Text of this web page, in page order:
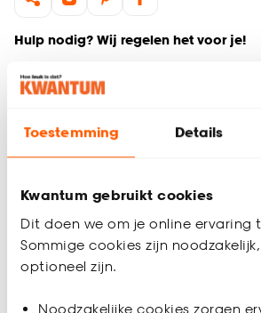
Toestemming Details
Kwantum gebruikt cookies
Dit doen we om je online ervaring
Sommige cookies zijn
optioneel zijn.
Noodzakelijke cookies zorgen
Hulp nodig? Wij regelen het voor je!
Productomschrijving
Wil je zeker weten dat deze gordijnstof
en bekijk of vergelijk eenvoudig welke
favoriet is. Zo ben je 100% zeker van de
kleurstalen worden binnen 2 à 3
passen door de brievenbus. Afmeting